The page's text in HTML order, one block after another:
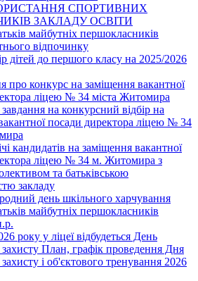
СПОРТИВНИХ
ЗАКЛАДУ ОСВІТИ
майбутніх першокласників
відпочинку
дітей до першого класу на 2025/2026
про конкурс на заміщення вакантної
ліцею № 34 міста Житомира
на конкурсний відбір на
посади директора ліцею № 34
кандидатів на заміщення вакантної
ліцею № 34 м. Житомира з
та батьківською
закладу
день шкільного харчування
майбутніх першокласників
року у ліцеї відбудеться День
захисту План, графік проведення Дня
і об'єктового тренування 2026